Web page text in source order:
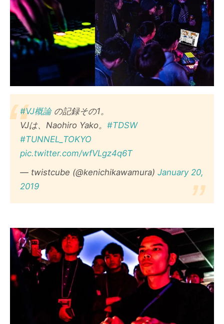
#VJ概論の記録その1。
VJは、Naohiro Yako。 #TDSW
#TUNNEL_TOKYO
pic.twitter.com/wfVLgz4q6T
— twistcube (@kenichikawamura) January 20,
2019